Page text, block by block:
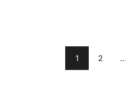
1 2